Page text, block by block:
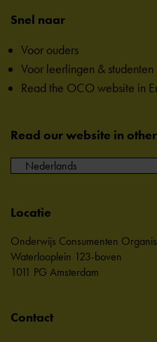
Snel naar
Voor ouders
Voor leerlingen & studenten
Read the OCO website in
Read our website in
Locatie
Onderwijs Consumenten
Waterlooplein 123-boven
1011 PG Amsterdam
Contact